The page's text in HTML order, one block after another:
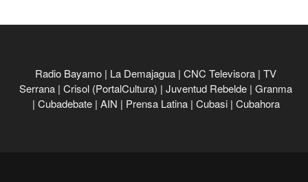
Radio Bayamo | La Demajagua | CNC Televisora | TV
Serrana | Crisol (PortalCultura) | Juventud Rebelde | Granma
| Cubadebate | AIN | Prensa Latina | Cubasi | Cubahora